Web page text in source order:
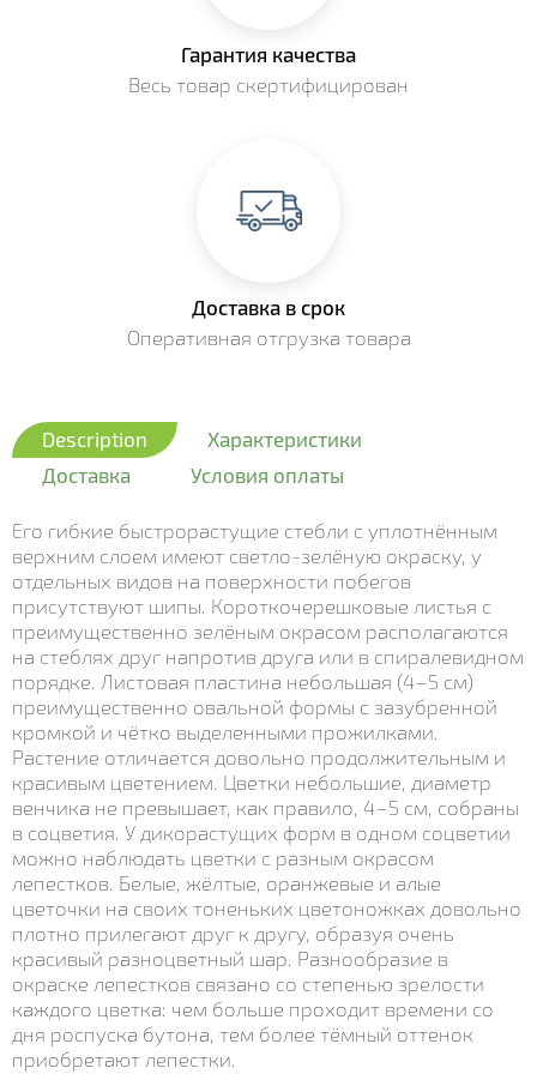
Гарантия качества
Весь товар скертифицирован
Доставка в срок
Оперативная отгрузка товара
Description
Характеристики
Доставка
Условия оплаты
Его гибкие быстрорастущие стебли с уплотнённым
верхним слоем имеют светло-зелёную окраску, у
отдельных видов на поверхности побегов
присутствуют шипы. Короткочерешковые листья с
преимущественно зелёным окрасом располагаются
на стеблях друг напротив друга или в спиралевидном
порядке. Листовая пластина небольшая (4–5 см)
преимущественно овальной формы с зазубренной
кромкой и чётко выделенными прожилками.
Растение отличается довольно продолжительным и
красивым цветением. Цветки небольшие, диаметр
венчика не превышает, как правило, 4–5 см, собраны
в соцветия. У дикорастущих форм в одном соцветии
можно наблюдать цветки с разным окрасом
лепестков. Белые, жёлтые, оранжевые и алые
цветочки на своих тоненьких цветоножках довольно
плотно прилегают друг к другу, образуя очень
красивый разноцветный шар. Разнообразие в
окраске лепестков связано со степенью зрелости
каждого цветка: чем больше проходит времени со
дня роспуска бутона, тем более тёмный оттенок
приобретают лепестки.